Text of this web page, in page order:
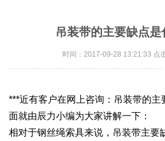
吊装带的主要缺点是
时间：2017-09-28 13:21:33 点
***近有客户在网上咨询：吊装带的主
面就由辰力小编为大家讲解一下：
相对于钢丝绳索具来说，吊装带主要